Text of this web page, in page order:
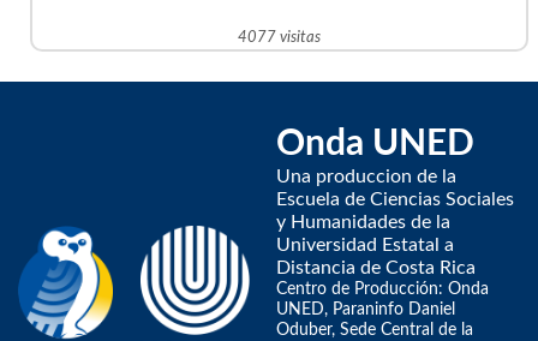
4077 visitas
Onda UNED
Una produccion de la
Escuela de Ciencias Sociales
y Humanidades de la
Universidad Estatal a
Distancia de Costa Rica
Centro de Producción: Onda
UNED, Paraninfo Daniel
Oduber, Sede Central de la